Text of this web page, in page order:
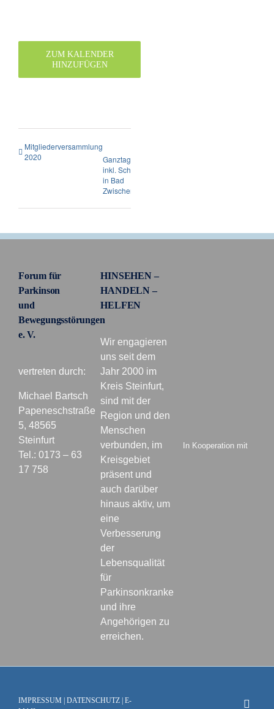
ZUM KALENDER
HINZUFÜGEN
Mitgliederversammlung
2020
Ganztagesfahrt
inkl. Schifffahrt
in Bad
Zwischenahn
Forum für
Parkinson
und
Bewegungsstörungen
e. V.
vertreten durch:
Michael Bartsch
Papeneschstraße
5, 48565
Steinfurt
Tel.: 0173 – 63
17 758
HINSEHEN –
HANDELN –
HELFEN
Wir engagieren
uns seit dem
Jahr 2000 im
Kreis Steinfurt,
sind mit der
Region und den
Menschen
verbunden, im
Kreisgebiet
präsent und
auch darüber
hinaus aktiv, um
eine
Verbesserung
der
Lebensqualität
für
Parkinsonkranke
und ihre
Angehörigen zu
erreichen.
In Kooperation mit
IMPRESSUM | DATENSCHUTZ| E-